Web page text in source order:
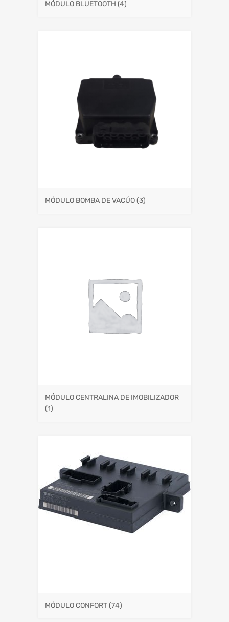
MÓDULO BLUETOOTH (4)
MÓDULO BOMBA DE VACÚO(3)
MÓDULO CENTRALINA DE IMOBILIZADOR
(1)
MÓDULO CONFORT(74)